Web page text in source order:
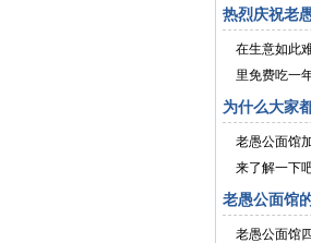
热烈庆祝老
在生意如此
里免费吃一
为什么大家
老愚公面馆
来了解一
老愚公面馆
老愚公面馆